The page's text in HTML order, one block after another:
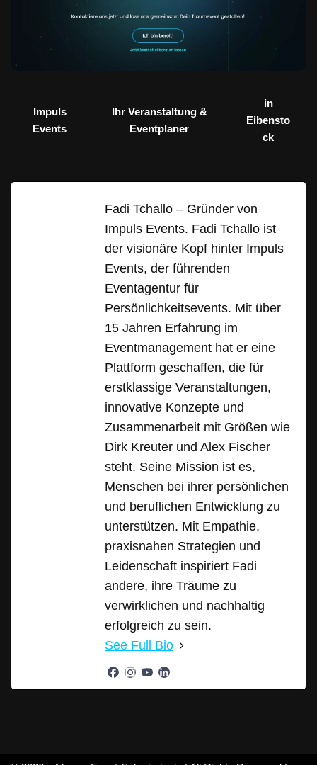
Impuls
Events
Ihr Veranstaltung &
Eventplaner
in
Eibensto
ck
Fadi Tchallo – Gründer von
Impuls Events. Fadi Tchallo ist
der visionäre Kopf hinter Impuls
Events, der führenden
Eventagentur für
Persönlichkeitsevents. Mit über
15 Jahren Erfahrung im
Eventmanagement hat er eine
Plattform geschaffen, die für
erstklassige Veranstaltungen,
innovative Konzepte und
Zusammenarbeit mit Größen wie
Dirk Kreuter und Alex Fischer
steht. Seine Mission ist es,
Menschen bei ihrer persönlichen
und beruflichen Entwicklung zu
unterstützen. Mit Empathie,
praxisnahen Strategien und
Leidenschaft inspiriert Fadi
andere, ihre Träume zu
verwirklichen und nachhaltig
erfolgreich zu sein.
See Full Bio